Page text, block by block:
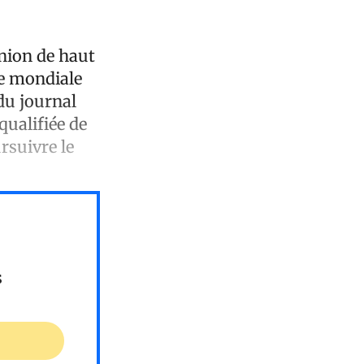
de haut
mondiale
journal
de
le